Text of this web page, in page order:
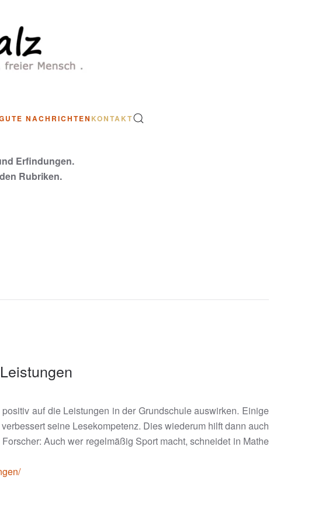
NACHRICHTEN KONTAKT
Erfindungen.
Rubriken.
auf die Leistungen in der Grundschule auswirken. Einige
seine Lesekompetenz. Dies wiederum hilft dann auch
Auch wer regelmäßig Sport macht, schneidet in Mathe